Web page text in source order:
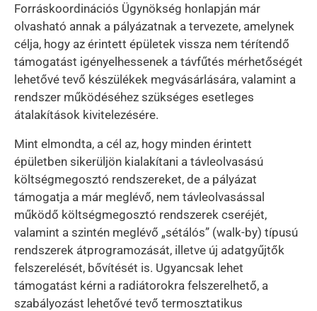
Forráskoordinációs Ügynökség honlapján már
olvasható annak a pályázatnak a tervezete, amelynek
célja, hogy az érintett épületek vissza nem térítendő
támogatást igényelhessenek a távfűtés mérhetőségét
lehetővé tevő készülékek megvásárlására, valamint a
rendszer működéséhez szükséges esetleges
átalakítások kivitelezésére.
Mint elmondta, a cél az, hogy minden érintett
épületben sikerüljön kialakítani a távleolvasású
költségmegosztó rendszereket, de a pályázat
támogatja a már meglévő, nem távleolvasással
működő költségmegosztó rendszerek cseréjét,
valamint a szintén meglévő „sétálós” (walk-by) típusú
rendszerek átprogramozását, illetve új adatgyűjtők
felszerelését, bővítését is. Ugyancsak lehet
támogatást kérni a radiátorokra felszerelhető, a
szabályozást lehetővé tevő termosztatikus